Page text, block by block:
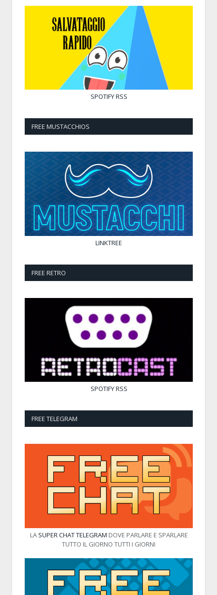
SPOTIFYRSS
FREE MUSTACCHIOS
LINKTREE
FREE RETRO
SPOTIFYRSS
FREE TELEGRAM
LA SUPER CHAT TELEGRAM DOVE PARLARE E SPARLARE
TUTTO IL GIORNO TUTTI I GIORNI